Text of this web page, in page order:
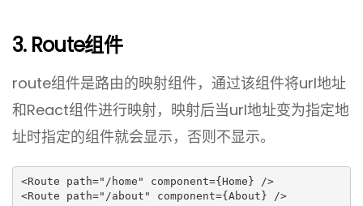
3. Route组件
route组件是路由的映射组件，通过该组件将url地址
和React组件进行映射，映射后当url地址变为指定地
址时指定的组件就会显示，否则不显示。
<Route path="/home" component={Home} />
<Route path="/about" component={About} />